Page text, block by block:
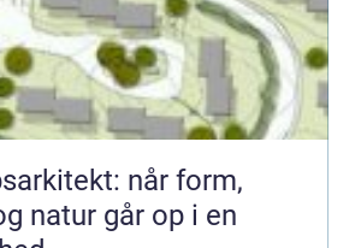
når form,
natur går op i en